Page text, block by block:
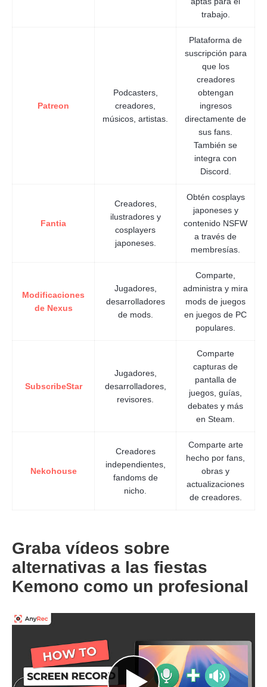
trabajo.
Patreon
Podcasters,
creadores,
músicos, artistas.
Plataforma de
suscripción para
que los
creadores
obtengan
ingresos
directamente de
sus fans.
También se
integra con
Discord.
Fantia
Creadores,
ilustradores y
cosplayers
japoneses.
Obtén cosplays
japoneses y
contenido NSFW
a través de
membresías.
Modificaciones
de Nexus
Jugadores,
desarrolladores
de mods.
Comparte,
administra y mira
mods de juegos
en juegos de PC
populares.
SubscribeStar
Jugadores,
desarrolladores,
revisores.
Comparte
capturas de
pantalla de
juegos, guías,
debates y más
en Steam.
Nekohouse
Creadores
independientes,
fandoms de
nicho.
Comparte arte
hecho por fans,
obras y
actualizaciones
de creadores.
Graba vídeos sobre
alternativas a las fiestas
Kemono como un profesional